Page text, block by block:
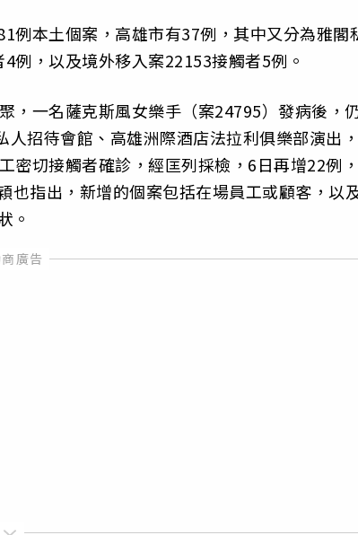
例本土個案，高雄市有37例，其中又分為雅閣
例，以及境外移入案22153接觸者5例。
，一名薩克斯風女樂手（案24795）發病後，
人招待會館、高雄洲際酒店法拉利俱樂部演出，
密切接觸者確診，經匡列採檢，6日再增22例，
也指出，新增的個案包括在場員工或顧客，以
。